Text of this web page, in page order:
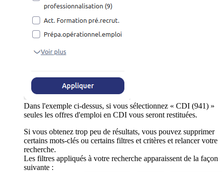
Dans l'exemple ci-dessus, si vous sélectionnez « CDI (941) »
seules les offres d'emploi en CDI vous seront restituées.
Si vous obtenez trop peu de résultats, vous pouvez supprimer
certains mots-clés ou certains filtres et critères et relancer votre
recherche.
Les filtres appliqués à votre recherche apparaissent de la façon
suivante :